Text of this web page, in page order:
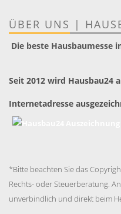
ÜBER UNS |
Die beste Hausbaumesse
Seit 2012 wird Hausbau24
Internetadresse
*Bitte beachten Sie das
Rechts- oder Steuerberatung.
unverbindlich und direkt beim